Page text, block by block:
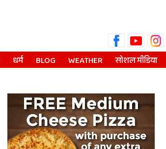
धर्म BLOG WEATHER सोशल मीडिया